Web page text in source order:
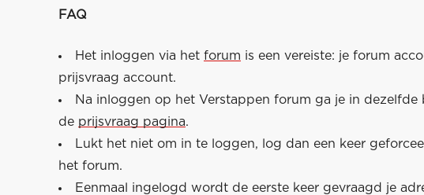
FAQ
Het inloggen via het forum is een vereiste: je forum
prijsvraag account.
Na inloggen op het Verstappen forum ga je in dezelfde
de prijsvraag pagina.
Lukt het niet om in te loggen, log dan een keer
het forum.
Eenmaal ingelogd wordt de eerste keer gevraagd je